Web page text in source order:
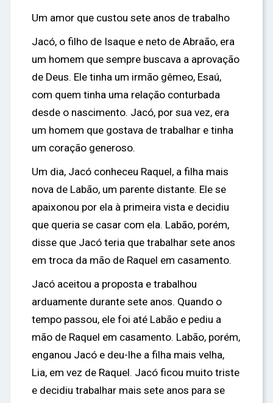
Um amor que custou sete anos de trabalho
Jacó, o filho de Isaque e neto de Abraão, era
um homem que sempre buscava a aprovação
de Deus. Ele tinha um irmão gêmeo, Esaú,
com quem tinha uma relação conturbada
desde o nascimento. Jacó, por sua vez, era
um homem que gostava de trabalhar e tinha
um coração generoso.
Um dia, Jacó conheceu Raquel, a filha mais
nova de Labão, um parente distante. Ele se
apaixonou por ela à primeira vista e decidiu
que queria se casar com ela. Labão, porém,
disse que Jacó teria que trabalhar sete anos
em troca da mão de Raquel em casamento.
Jacó aceitou a proposta e trabalhou
arduamente durante sete anos. Quando o
tempo passou, ele foi até Labão e pediu a
mão de Raquel em casamento. Labão, porém,
enganou Jacó e deu-lhe a filha mais velha,
Lia, em vez de Raquel. Jacó ficou muito triste
e decidiu trabalhar mais sete anos para se